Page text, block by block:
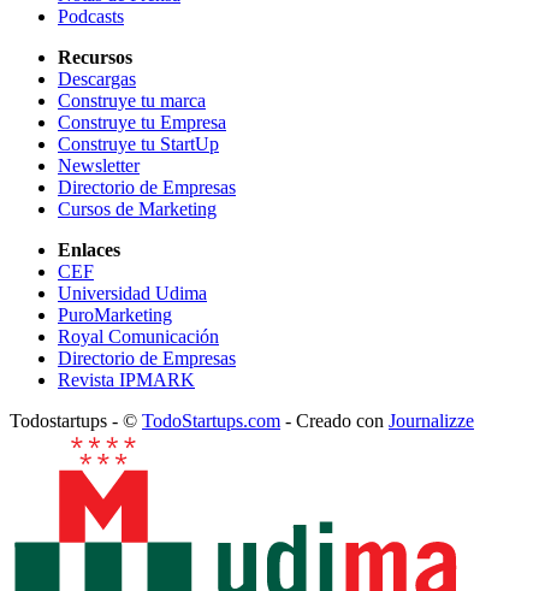
Podcasts
Recursos
Descargas
Construye tu marca
Construye tu Empresa
Construye tu StartUp
Newsletter
Directorio de Empresas
Cursos de Marketing
Enlaces
CEF
Universidad Udima
PuroMarketing
Royal Comunicación
Directorio de Empresas
Revista IPMARK
Todostartups - © TodoStartups.com - Creado con Journalizze